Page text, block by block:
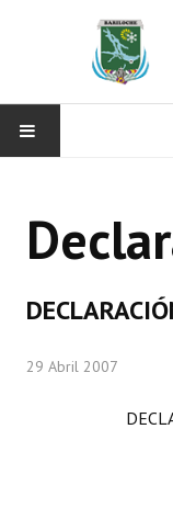
CONCEJO
Comisiones
29 Abril 2007